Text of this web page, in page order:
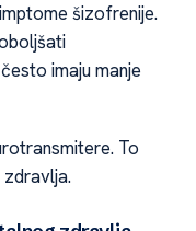
šizofrenije.
imaju manje
To